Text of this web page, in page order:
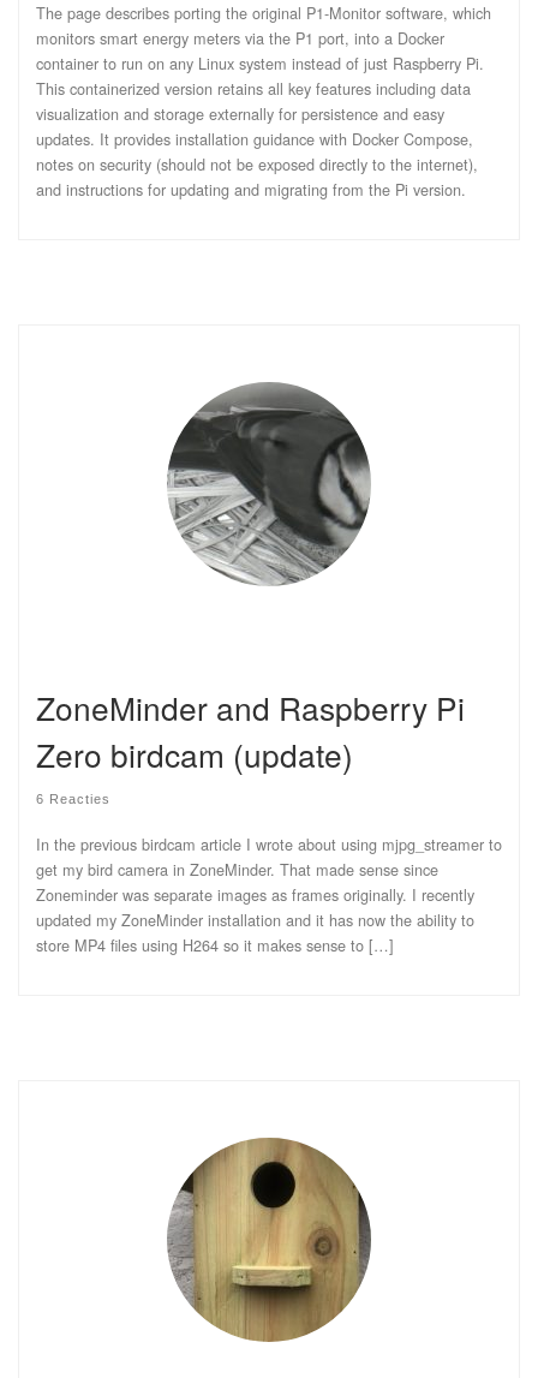
The page describes porting the original P1-Monitor software, which
monitors smart energy meters via the P1 port, into a Docker
container to run on any Linux system instead of just Raspberry Pi.
This containerized version retains all key features including data
visualization and storage externally for persistence and easy
updates. It provides installation guidance with Docker Compose,
notes on security (should not be exposed directly to the internet),
and instructions for updating and migrating from the Pi version.
ZoneMinder and Raspberry Pi
Zero birdcam (update)
6 Reacties
In the previous birdcam article I wrote about using mjpg_streamer to
get my bird camera in ZoneMinder. That made sense since
Zoneminder was separate images as frames originally. I recently
updated my ZoneMinder installation and it has now the ability to
store MP4 files using H264 so it makes sense to […]